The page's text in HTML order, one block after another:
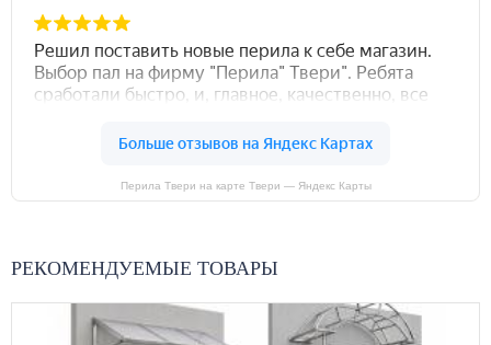
Перила Твери на карте Твери — Яндекс Карты
РЕКОМЕНДУЕМЫЕ ТОВАРЫ